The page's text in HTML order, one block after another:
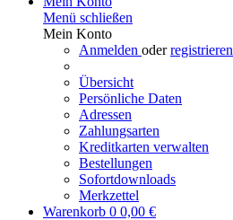
Menü schließen
Mein Konto
Anmelden oderregistrieren
Übersicht
Persönliche Daten
Adressen
Zahlungsarten
Kreditkarten verwalten
Bestellungen
Sofortdownloads
Merkzettel
Warenkorb 0 0,00 €